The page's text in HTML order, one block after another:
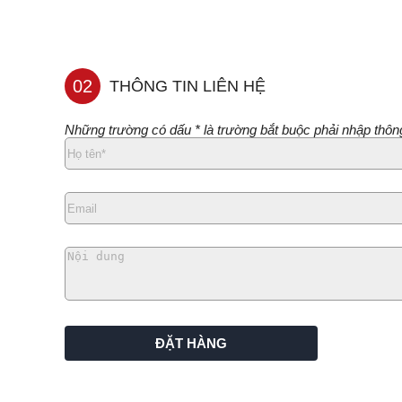
02 THÔNG TIN LIÊN HỆ
Những trường có dấu * là trường bắt buộc phải nhập
ĐẶT HÀNG